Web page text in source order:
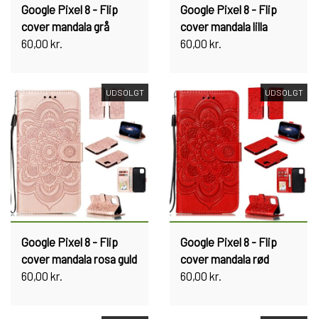
Google Pixel 8 - Flip
cover mandala grå
60,00 kr.
Google Pixel 8 - Flip
cover mandala lilla
60,00 kr.
UDSOLGT
Google Pixel 8 - Flip
cover mandala rosa guld
60,00 kr.
UDSOLGT
Google Pixel 8 - Flip
cover mandala rød
60,00 kr.